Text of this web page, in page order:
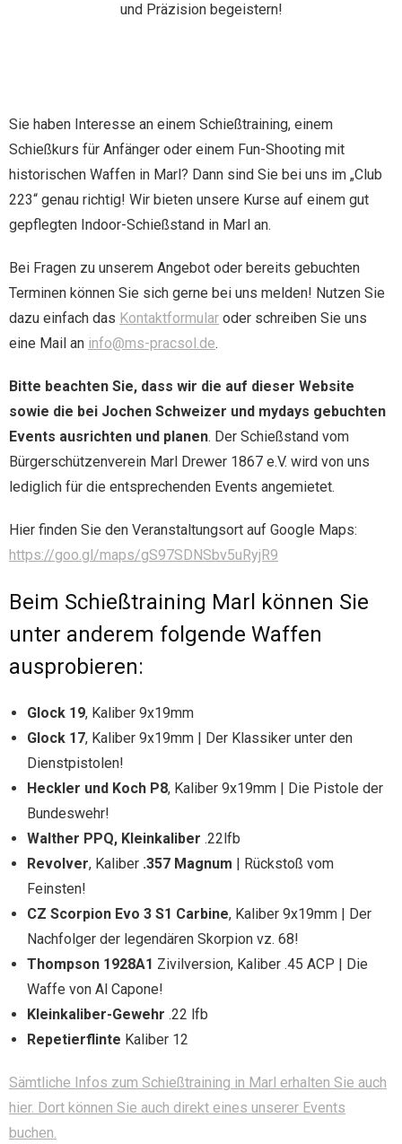
und Präzision begeistern!
Sie haben Interesse an einem Schießtraining, einem
Schießkurs für Anfänger oder einem Fun-Shooting mit
historischen Waffen in Marl? Dann sind Sie bei uns im „Club
223“ genau richtig! Wir bieten unsere Kurse auf einem gut
gepflegten Indoor-Schießstand in Marl an.
Bei Fragen zu unserem Angebot oder bereits gebuchten
Terminen können Sie sich gerne bei uns melden! Nutzen Sie
dazu einfach das Kontaktformular oder schreiben Sie uns
eine Mail an info@ms-pracsol.de.
Bitte beachten Sie, dass wir die auf dieser Website
sowie die bei Jochen Schweizer und mydays gebuchten
Events ausrichten und planen. Der Schießstand vom
Bürgerschützenverein Marl Drewer 1867 e.V. wird von uns
lediglich für die entsprechenden Events angemietet.
Hier finden Sie den Veranstaltungsort auf Google Maps:
https://goo.gl/maps/gS97SDNSbv5uRyjR9
Beim Schießtraining Marl können Sie
unter anderem folgende Waffen
ausprobieren:
Glock 19, Kaliber 9x19mm
Glock 17, Kaliber 9x19mm | Der Klassiker unter den
Dienstpistolen!
Heckler und Koch P8, Kaliber 9x19mm | Die Pistole der
Bundeswehr!
Walther PPQ, Kleinkaliber .22lfb
Revolver, Kaliber .357 Magnum | Rückstoß vom
Feinsten!
CZ Scorpion Evo 3 S1 Carbine, Kaliber 9x19mm | Der
Nachfolger der legendären Skorpion vz. 68!
Thompson 1928A1 Zivilversion, Kaliber .45 ACP | Die
Waffe von Al Capone!
Kleinkaliber-Gewehr .22 lfb
Repetierflinte Kaliber 12
Sämtliche Infos zum Schießtraining in Marl erhalten Sie auch
hier. Dort können Sie auch direkt eines unserer Events
buchen.